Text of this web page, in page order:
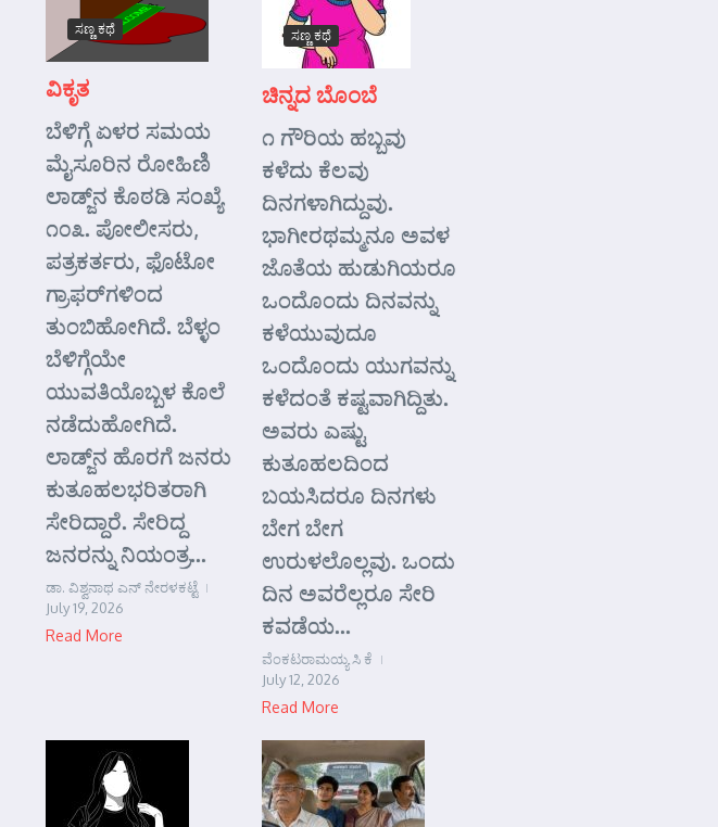
ಸಣ್ಣ ಕಥೆ
ವಿಕೃತ
ಬೆಳಿಗ್ಗೆ ಏಳರ ಸಮಯ
ಮೈಸೂರಿನ ರೋಹಿಣಿ
ಲಾಡ್ಜ್‌ನ ಕೊಠಡಿ ಸಂಖ್ಯೆ
೧೦೩. ಪೋಲೀಸರು,
ಪತ್ರಕರ್ತರು, ಫೊಟೋ
ಗ್ರಾಫರ್‌ಗಳಿಂದ
ತುಂಬಿಹೋಗಿದೆ. ಬೆಳ್ಳಂ
ಬೆಳಿಗ್ಗೆಯೇ
ಯುವತಿಯೊಬ್ಬಳ ಕೊಲೆ
ನಡೆದುಹೋಗಿದೆ.
ಲಾಡ್ಜ್‌ನ ಹೊರಗೆ ಜನರು
ಕುತೂಹಲಭರಿತರಾಗಿ
ಸೇರಿದ್ದಾರೆ. ಸೇರಿದ್ದ
ಜನರನ್ನು ನಿಯಂತ್ರ...
ಡಾ. ವಿಶ್ವನಾಥ ಎನ್ ನೇರಳಕಟ್ಟೆ
July 19, 2026
Read More
ಸಣ್ಣ ಕಥೆ
ಚಿನ್ನದ ಬೊಂಬೆ
೧ ಗೌರಿಯ ಹಬ್ಬವು
ಕಳೆದು ಕೆಲವು
ದಿನಗಳಾಗಿದ್ದುವು.
ಭಾಗೀರಥಮ್ಮನೂ ಅವಳ
ಜೊತೆಯ ಹುಡುಗಿಯರೂ
ಒಂದೊಂದು ದಿನವನ್ನು
ಕಳೆಯುವುದೂ
ಒಂದೊಂದು ಯುಗವನ್ನು
ಕಳೆದಂತೆ ಕಷ್ಟವಾಗಿದ್ದಿತು.
ಅವರು ಎಷ್ಟು
ಕುತೂಹಲದಿಂದ
ಬಯಸಿದರೂ ದಿನಗಳು
ಬೇಗ ಬೇಗ
ಉರುಳಲೊಲ್ಲವು. ಒಂದು
ದಿನ ಅವರೆಲ್ಲರೂ ಸೇರಿ
ಕವಡೆಯ...
ವೆಂಕಟರಾಮಯ್ಯ ಸಿ ಕೆ
July 12, 2026
Read More